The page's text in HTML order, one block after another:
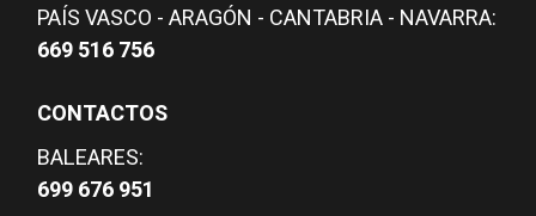
PAÍS VASCO - ARAGÓN - CANTABRIA - NAVARRA:
669 516 756
CONTACTOS
BALEARES:
699 676 951